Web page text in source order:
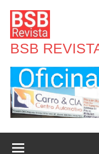
para
conteúdo
BSB